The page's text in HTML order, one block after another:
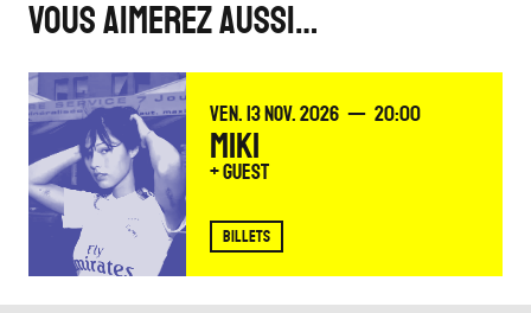
VOUS AIMEREZ AUSSI…
VENDREDI
VEN. 13 NOVEMBRE
NOV. 2026 20:00
MIKI
+ Guest
BILLETS